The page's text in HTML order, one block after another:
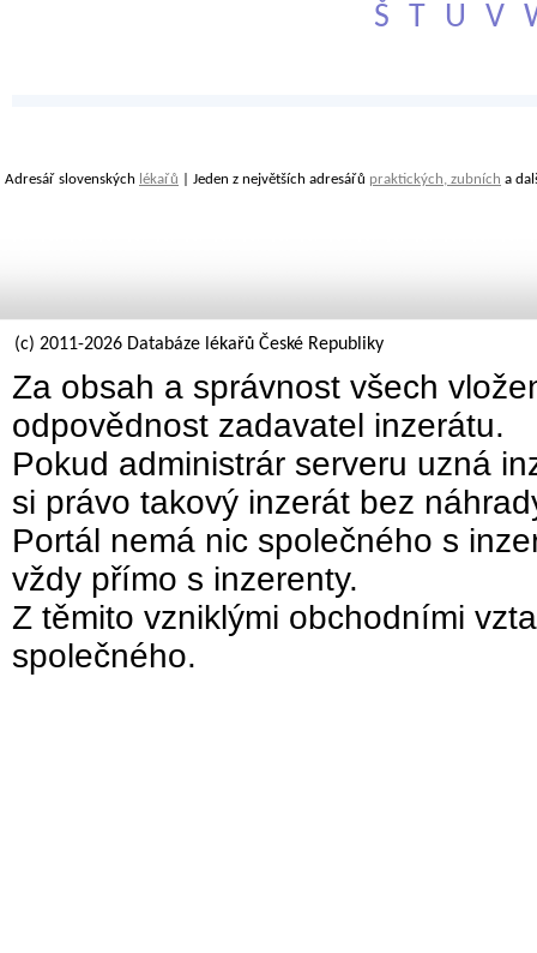
Š
T U V
Adresář slovenských lékařů | Jeden z největších adresářů praktických, zubních a
(c) 2011-2026 Databáze lékařů České Republiky
Za obsah a správnost všech
odpovědnost zadavatel inzerátu.
Pokud administrár serveru uzná
si právo takový inzerát bez
Portál nemá nic společného s
vždy přímo s inzerenty.
Z těmito vzniklými obchodními
společného.